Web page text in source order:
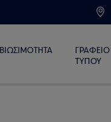
ΒΙΩΣΙΜΟΤΗΤΑ
ΓΡΑΦΕΙΟ
ΤΥΠΟΥ